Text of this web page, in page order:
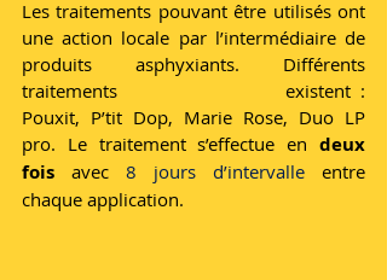
Les traitements pouvant être utilisés ont
une action locale par l’intermédiaire de
produits asphyxiants. Différents
traitements
existent :
Pouxit, P’tit Dop, Marie Rose, Duo LP
pro. Le traitement s’effectue en deux
fois avec 8 jours d’intervalle entre
chaque application.